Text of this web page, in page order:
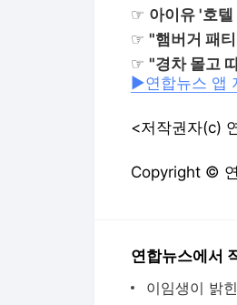
☞ 아이유 '호
☞ "햄버거 패
☞ "경차 몰고
▶연합뉴스 앱
<저작권자(c)
Copyright ©
연합뉴스에서